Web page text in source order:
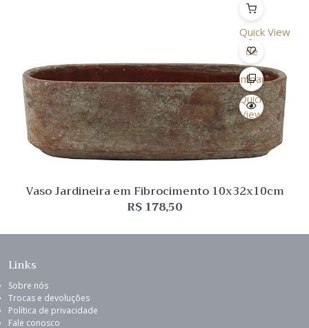
Quick View
Lista
de
Desejo
Comparar
Quick
View
Vaso Jardineira em Fibrocimento 10x32x10cm
R$ 178,50
Links
Sobre nós
Trocas e devoluções
Política de privacidade
Fale conosco